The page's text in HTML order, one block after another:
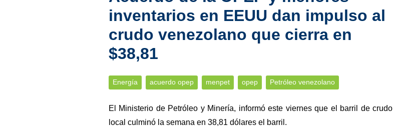
inventarios en EEUU dan impulso al
crudo venezolano que cierra en
$38,81
Energía acuerdo opep menpet opep Petróleo venezolano
El Ministerio de Petróleo y Minería, informó este viernes que el barril de crudo
local culminó la semana en 38,81 dólares el barril.